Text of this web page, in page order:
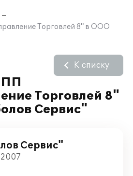
Торговлей 8" в ООО
ПП
Торговлей 8"
Сервис"
К списку
Сервис"